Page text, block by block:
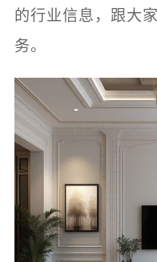
的行业信息，跟大
务。